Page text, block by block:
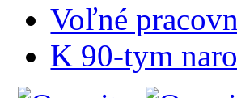
Voľné
K 90-tym